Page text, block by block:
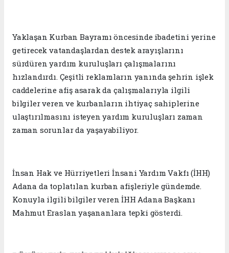
Yaklaşan Kurban Bayramı öncesinde ibadetini yerine
getirecek vatandaşlardan destek arayışlarını
sürdüren yardım kuruluşları çalışmalarını
hızlandırdı. Çeşitli reklamların yanında şehrin işlek
caddelerine afiş asarak da çalışmalarıyla ilgili
bilgiler veren ve kurbanların ihtiyaç sahiplerine
ulaştırılmasını isteyen yardım kuruluşları zaman
zaman sorunlar da yaşayabiliyor.
İnsan Hak ve Hürriyetleri İnsani Yardım Vakfı (İHH)
Adana da toplatılan kurban afişleriyle gündemde.
Konuyla ilgili bilgiler veren İHH Adana Başkanı
Mahmut Eraslan yaşananlara tepki gösterdi.